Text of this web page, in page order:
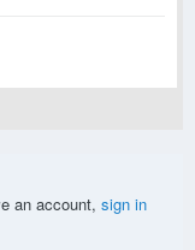
an account, sign in